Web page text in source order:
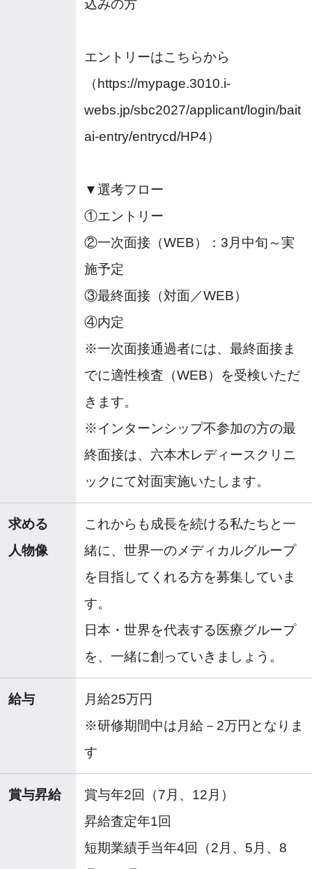
込みの方
エントリーはこちらから
（https://mypage.3010.i-
webs.jp/sbc2027/applicant/login/bait
ai-entry/entrycd/HP4）
▼選考フロー
①エントリー
②一次面接（WEB）：3月中旬～実
施予定
③最終面接（対面／WEB）
④内定
※一次面接通過者には、最終面接ま
でに適性検査（WEB）を受検いただ
きます。
※インターンシップ不参加の方の最
終面接は、六本木レディースクリニ
ックにて対面実施いたします。
求める
人物像
これからも成長を続ける私たちと一
緒に、世界一のメディカルグループ
を目指してくれる方を募集していま
す。
日本・世界を代表する医療グループ
を、一緒に創っていきましょう。
給与
月給25万円
※研修期間中は月給－2万円となりま
す
賞与昇給
賞与年2回（7月、12月）
昇給査定年1回
短期業績手当年4回（2月、5月、8